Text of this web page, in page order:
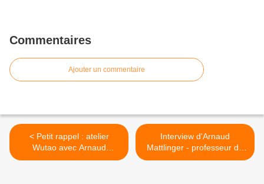
Commentaires
Ajouter un commentaire
< Petit rappel : atelier
Wutao avec Arnaud
Mattlinger en juin...
Interview d'Arnaud
Mattlinger - professeur de
Wutao >